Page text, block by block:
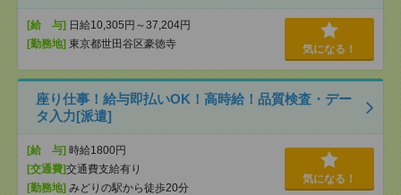
[給 与] 日給10,305円～37,204円
[勤務地] 東京都世田谷区豪徳寺 気になる！
座り仕事！給与即払いOK！高時給！品質検査・デー
タ入力[派遣]
[給 与] 時給1800円
[交通費]交通費支給有り
[勤務地] みどりの駅から徒歩20分
気になる！